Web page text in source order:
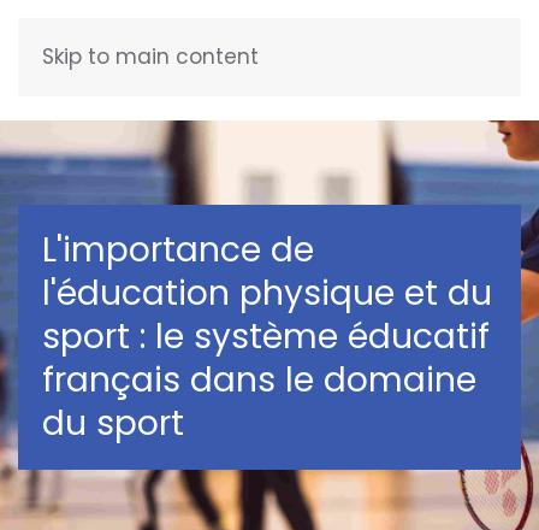
Skip to main content
L'importance de
l'éducation physique et du
sport : le système éducatif
français dans le domaine
du sport